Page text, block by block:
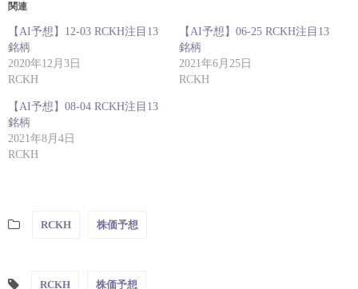
関連
【AI予想】12-03 RCKH注目13
銘柄
2020年12月3日
RCKH
【AI予想】06-25 RCKH注目13
銘柄
2021年6月25日
RCKH
【AI予想】08-04 RCKH注目13
銘柄
2021年8月4日
RCKH
RCKH 株価予想
RCKH 株価予想